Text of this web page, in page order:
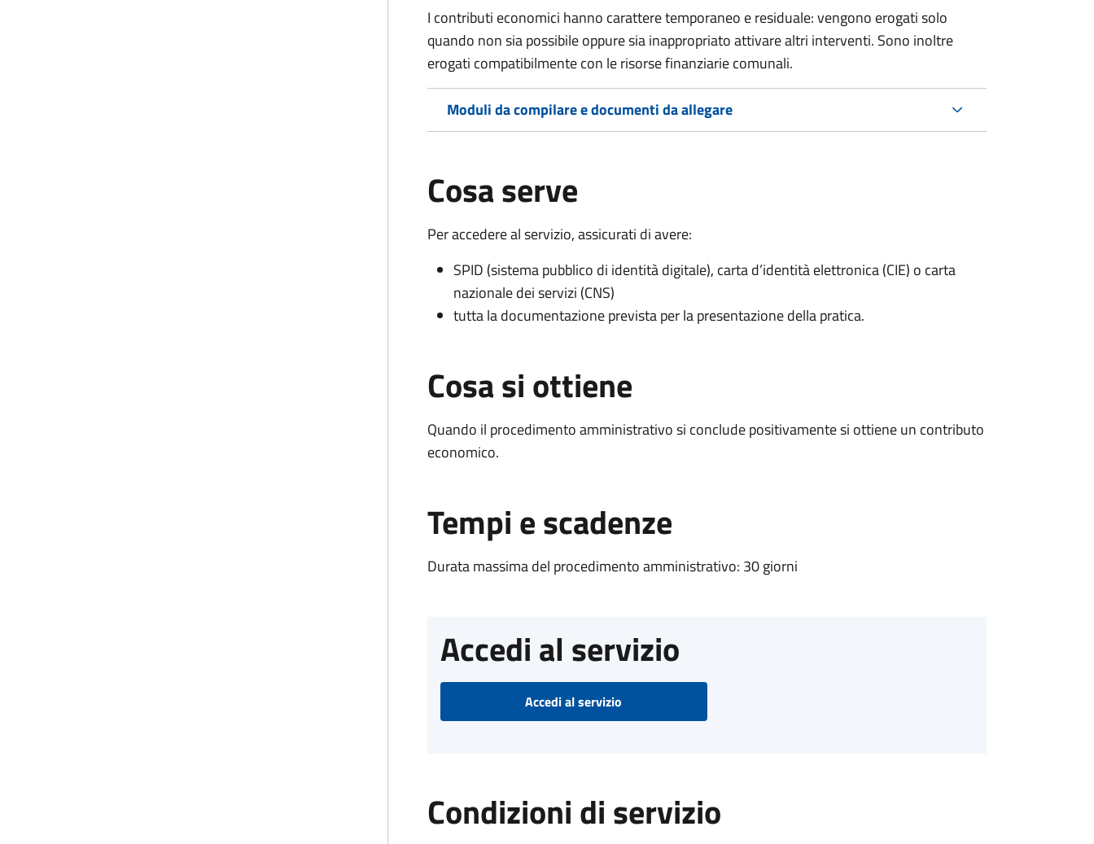
I contributi economici hanno carattere temporaneo e residuale: vengono erogati solo
quando non sia possibile oppure sia inappropriato attivare altri interventi. Sono inoltre
erogati compatibilmente con le risorse finanziarie comunali.
Moduli da compilare e documenti da allegare
Cosa serve
Per accedere al servizio, assicurati di avere:
SPID (sistema pubblico di identità digitale), carta d’identità elettronica (CIE) o carta
nazionale dei servizi (CNS)
tutta la documentazione prevista per la presentazione della pratica.
Cosa si ottiene
Quando il procedimento amministrativo si conclude positivamente si ottiene un contributo
economico.
Tempi e scadenze
Durata massima del procedimento amministrativo: 30 giorni
Accedi al servizio
Accedi al servizio
Condizioni di servizio